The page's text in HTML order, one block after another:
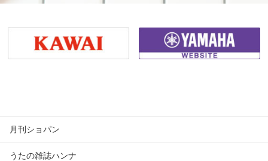
月刊ショパン
うたの雑誌ハンナ